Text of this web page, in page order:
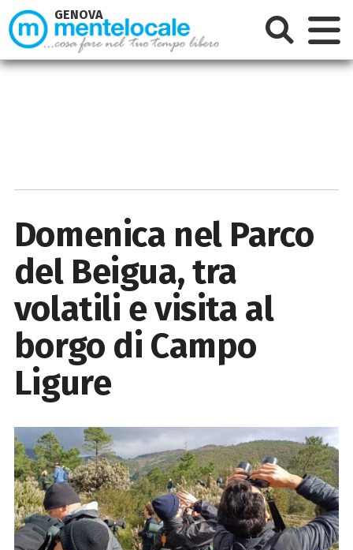
Domenica nel Parco
del Beigua, tra
volatili e visita al
borgo di Campo
Ligure
GENOVA